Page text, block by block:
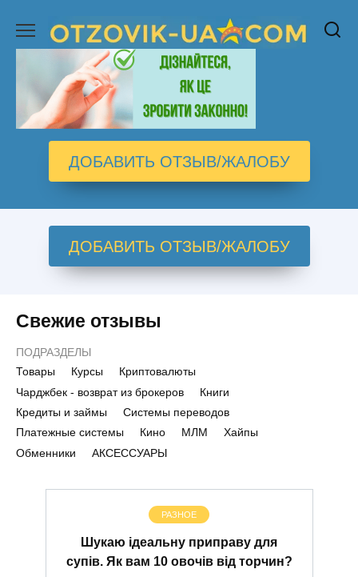
содержанию
ДОБАВИТЬ ОТЗЫВ/ЖАЛОБУ
ДОБАВИТЬ ОТЗЫВ/ЖАЛОБУ
Свежие отзывы
ПОДРАЗДЕЛЫ
Товары
Курсы
Криптовалюты
Чарджбек - возврат из брокеров
Книги
Кредиты и займы
Системы переводов
Платежные системы
Кино МЛМ
Хайпы
Обменники
АКСЕССУАРЫ
РАЗНОЕ
Шукаю ідеальну приправу для
супів. Як вам 10 овочів від торчин?